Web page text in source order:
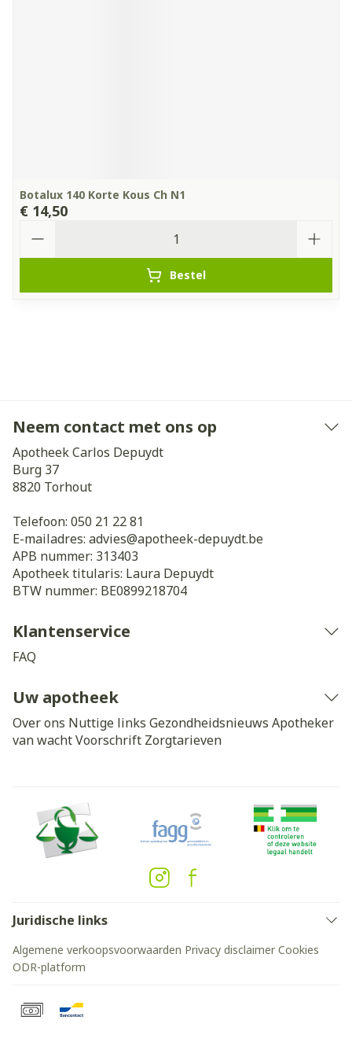
Botalux 140 Korte Kous Ch N1
€ 14,50
Bestel
Neem contact met ons op
Apotheek Carlos Depuydt
Burg 37
8820 Torhout
Telefoon: 050 21 22 81
E-mailadres: advies@apotheek-depuydt.be
APB nummer: 313403
Apotheek titularis: Laura Depuydt
BTW nummer: BE0899218704
Klantenservice
FAQ
Uw apotheek
Over ons Nuttige links Gezondheidsnieuws Apotheker
van wachtVoorschrift Zorgtarieven
Juridische links
Algemene verkoopsvoorwaarden Privacy disclaimer Cookies
ODR-platform